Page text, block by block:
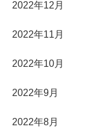
2022年12月
2022年11月
2022年10月
2022年9月
2022年8月